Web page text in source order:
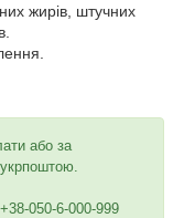
жирів, штучних
або за
050-6-000-999